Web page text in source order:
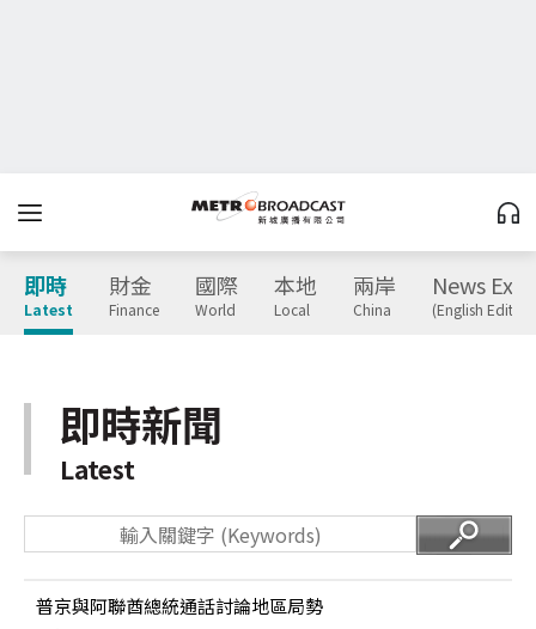
即時
Latest
財金
Finance
國際
World
本地
Local
兩岸
China
News
(English
即時新聞
Latest
普京與阿聯酋總統通話討論地區局勢